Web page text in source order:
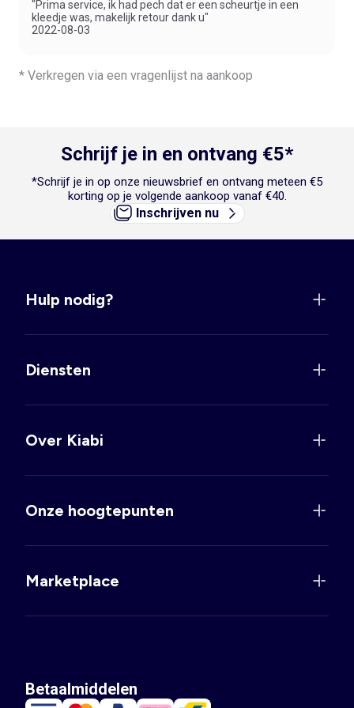
en een extra vleugje glamour toe te voegen aan een speciale
gelegenheid!
"Prima service, ik had pech dat er een scheurtje in een
kleedje was, makelijk retour dank u"
2022-08-03
* Verkregen via een vragenlijst na aankoop
Schrijf je in en ontvang €5*
*Schrijf je in op onze nieuwsbrief en ontvang meteen €5
korting op je volgende aankoop vanaf €40.
Inschrijven nu
Hulp nodig?
Diensten
Over Kiabi
Onze hoogtepunten
Marketplace
Betaalmiddelen